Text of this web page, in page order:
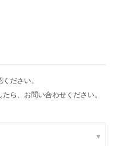
ださい。
ら、お問い合わせください。